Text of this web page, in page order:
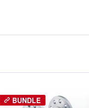
BUNDLE